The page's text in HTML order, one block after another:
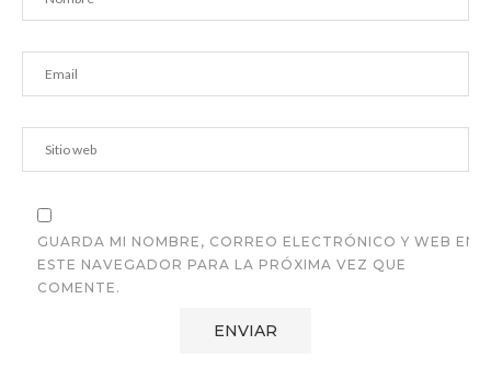
GUARDA MI NOMBRE, CORREO ELECTRÓNICO Y WEB EN
ESTE NAVEGADOR PARA LA PRÓXIMA VEZ QUE
COMENTE.